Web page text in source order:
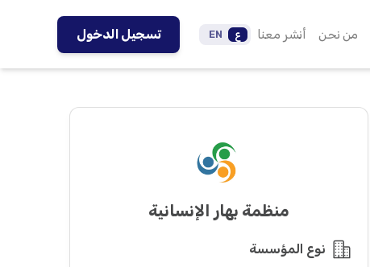
من نحن أنشر معنا ع EN تسجيل الدخول
منظمة بهار الإنسانية
نوع المؤسسة